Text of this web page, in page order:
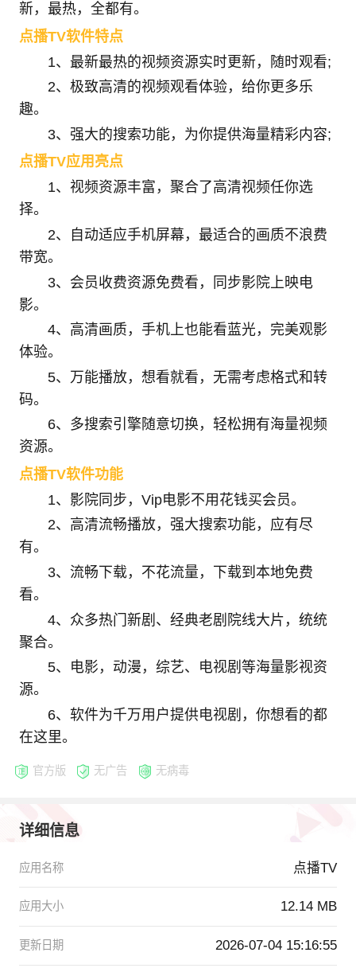
新，最热，全都有。
点播TV软件特点
1、最新最热的视频资源实时更新，随时观看;
2、极致高清的视频观看体验，给你更多乐
趣。
3、强大的搜索功能，为你提供海量精彩内容;
点播TV应用亮点
1、视频资源丰富，聚合了高清视频任你选
择。
2、自动适应手机屏幕，最适合的画质不浪费
带宽。
3、会员收费资源免费看，同步影院上映电
影。
4、高清画质，手机上也能看蓝光，完美观影
体验。
5、万能播放，想看就看，无需考虑格式和转
码。
6、多搜索引擎随意切换，轻松拥有海量视频
资源。
点播TV软件功能
1、影院同步，Vip电影不用花钱买会员。
2、高清流畅播放，强大搜索功能，应有尽
有。
3、流畅下载，不花流量，下载到本地免费
看。
4、众多热门新剧、经典老剧院线大片，统统
聚合。
5、电影，动漫，综艺、电视剧等海量影视资
源。
6、软件为千万用户提供电视剧，你想看的都
在这里。
官方版 无广告 无病毒
详细信息
应用名称 点播TV
应用大小 12.14 MB
更新日期 2026-07-04 15:16:55